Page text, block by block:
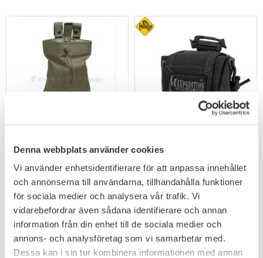
Denna webbplats använder cookies
Vi använder enhetsidentifierare för att anpassa innehållet
och annonserna till användarna, tillhandahålla funktioner
för sociala medier och analysera vår trafik. Vi
vidarebefordrar även sådana identifierare och annan
information från din enhet till de sociala medier och
annons- och analysföretag som vi samarbetar med.
Dessa kan i sin tur kombinera informationen med annan
Mil-Tec Taktisk Dumpficka
Pouch
159
Maxpedition Mini Rollypoly
319